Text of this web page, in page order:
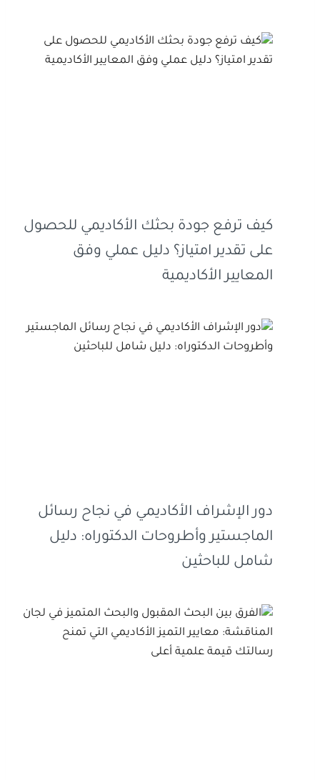
كيف ترفع جودة بحثك الأكاديمي للحصول
على تقدير امتياز؟ دليل عملي وفق
المعايير الأكاديمية
دور الإشراف الأكاديمي في نجاح رسائل
الماجستير وأطروحات الدكتوراه: دليل
شامل للباحثين